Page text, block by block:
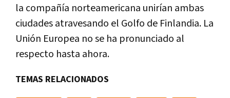
la compañía norteamericana unirían ambas
ciudades atravesando el Golfo de Finlandia. La
Unión Europea no se ha pronunciado al
respecto hasta ahora.
TEMAS RELACIONADOS